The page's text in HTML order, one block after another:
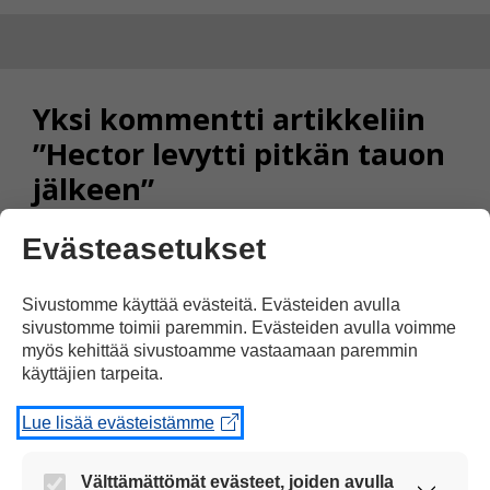
Yksi kommentti artikkeliin
”Hector levytti pitkän tauon
jälkeen”
30.08.2014 klo 10:31
HYVÄÄ MUSIIKKIA MARKO ANJA
MARKUU HYVYÄÄ SYS
Evästeasetukset
Sivustomme käyttää evästeitä. Evästeiden avulla
sivustomme toimii paremmin. Evästeiden avulla voimme
myös kehittää sivustoamme vastaamaan paremmin
käyttäjien tarpeita.
Lue lisää evästeistämme
Välttämättömät evästeet, joiden avulla